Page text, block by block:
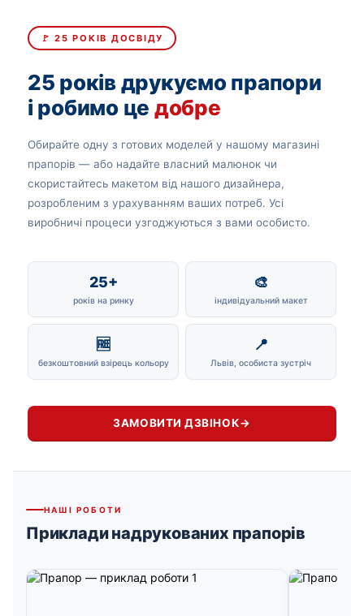
🚩 25 РОКІВ ДОСВІДУ
25 років друкуємо прапори
і робимо це добре
Обирайте одну з готових моделей у нашому магазині
прапорів — або надайте власний малюнок чи
скористайтесь макетом від нашого дизайнера,
розробленим з урахуванням ваших потреб. Усі
виробничі процеси узгоджуються з вами особисто.
25+
років на ринку
🎨
індивідуальний макет
🆓
безкоштовний взірець кольору
📍
Львів, особиста зустріч
ЗАМОВИТИ ДЗВІНОК→
НАШІ РОБОТИ
Приклади надрукованих прапорів